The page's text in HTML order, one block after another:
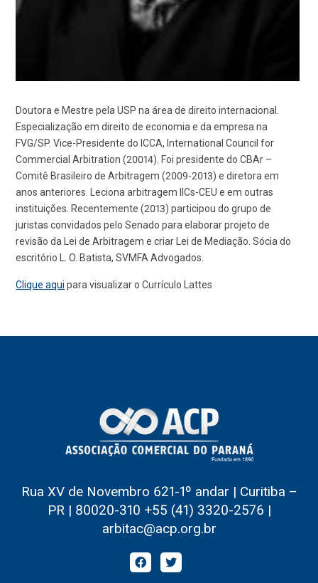
Doutora e Mestre pela USP na área de direito internacional.
Especialização em direito de economia e da empresa na
FVG/SP. Vice-Presidente do ICCA, International Council for
Commercial Arbitration (20014). Foi presidente do CBAr –
Comitê Brasileiro de Arbitragem (2009-2013) e diretora em
anos anteriores. Leciona arbitragem IICs-CEU e em outras
instituições. Recentemente (2013) participou do grupo de
juristas convidados pelo Senado para elaborar projeto de
revisão da Lei de Arbitragem e criar Lei de Mediação. Sócia do
escritório L. O. Batista, SVMFA Advogados.
Clique aqui para visualizar o Currículo Lattes
Rua XV de Novembro 621-1º andar | Curitiba –
PR | 80020-310 +55 (41) 3320-2576 |
arbitac@acp.org.br